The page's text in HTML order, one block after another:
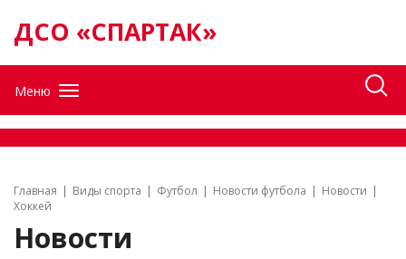
ДСО «СПАРТАК»
Меню
Главная Виды спорта Футбол Новости футбола
Новости
Хоккей
Новости